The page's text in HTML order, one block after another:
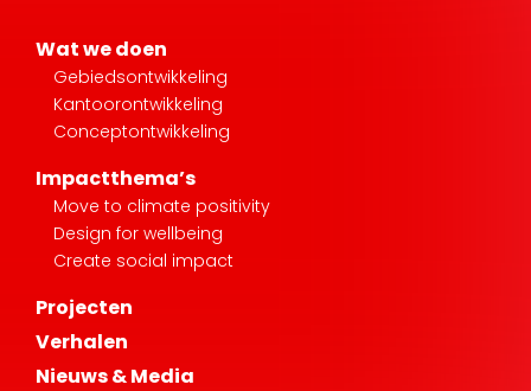
Wat we doen
Gebiedsontwikkeling
Kantoorontwikkeling
Conceptontwikkeling
Impactthema’s
Move to climate positivity
Design for wellbeing
Create social impact
Projecten
Verhalen
Nieuws & Media